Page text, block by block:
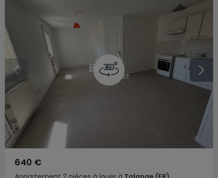
640 €